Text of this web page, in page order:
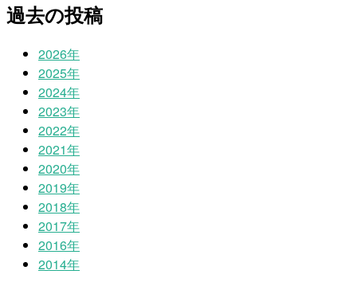
過去の投稿
2026年
2025年
2024年
2023年
2022年
2021年
2020年
2019年
2018年
2017年
2016年
2014年